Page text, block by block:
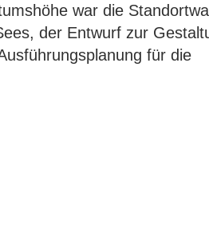
war die
der Entwurf zur
für die